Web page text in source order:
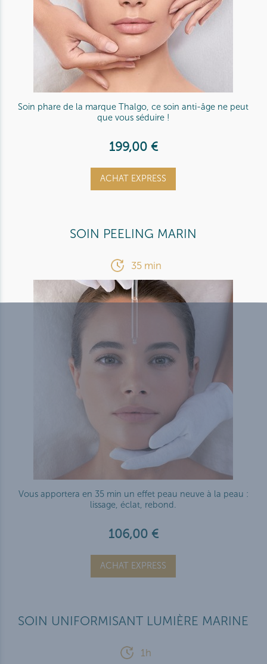
Soin phare de la marque Thalgo, ce soin anti-âge ne peut
que vous séduire !
199,00 €
ACHAT EXPRESS
SOIN PEELING MARIN
35 min
Vous apportera en 35 min un effet peau neuve à la peau :
lissage, éclat, rebond.
106,00 €
ACHAT EXPRESS
SOIN UNIFORMISANT LUMIÈRE MARINE
1h